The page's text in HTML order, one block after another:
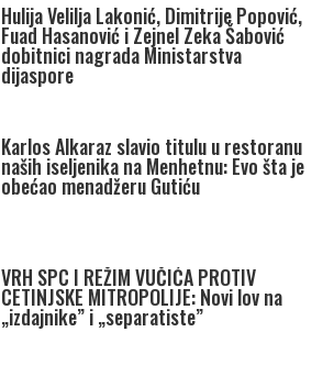
Hulija Velilja Lakonić, Dimitrije Popović,
Fuad Hasanović i Zejnel Zeka Šabović
dobitnici nagrada Ministarstva
dijaspore
Karlos Alkaraz slavio titulu u restoranu
naših iseljenika na Menhetnu: Evo šta je
obećao menadžeru Gutiću
VRH SPC I REŽIM VUČIĆA PROTIV
CETINJSKE MITROPOLIJE: Novi lov na
„izdajnike” i „separatiste”